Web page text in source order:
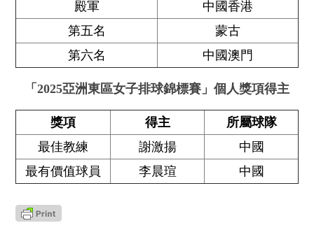
殿軍
中國香港
第五名
蒙古
第六名
中國澳門
「2025亞洲東區女子排球錦標賽」個人獎項得主
獎項 得主
所屬球隊
最佳教練
謝激揚
中國
最有價值球員
李晨瑄 中國